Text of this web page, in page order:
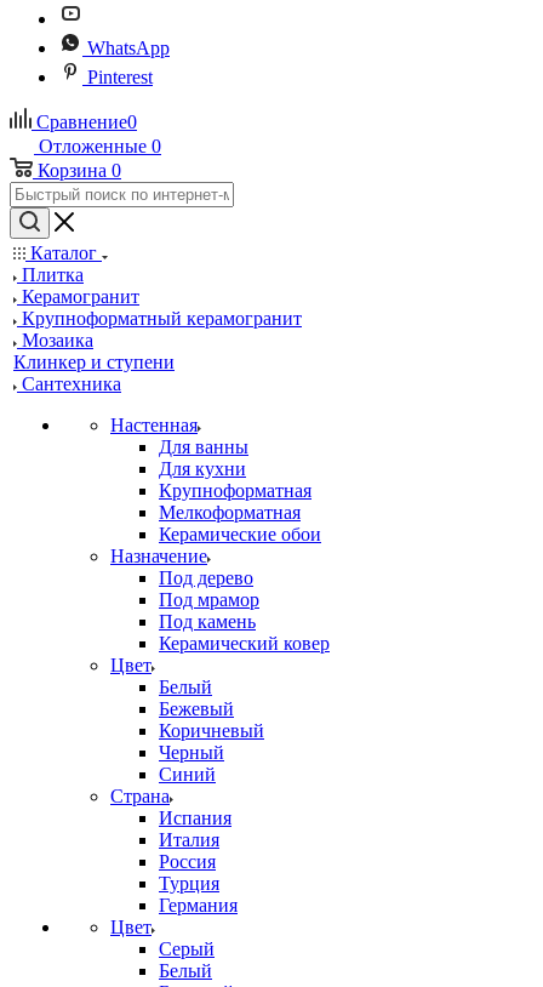
WhatsApp
Pinterest
Сравнение0
Отложенные 0
Корзина 0
Каталог
Плитка
Керамогранит
Крупноформатный керамогранит
Мозаика
Клинкер и ступени
Сантехника
Настенная
Для ванны
Для кухни
Крупноформатная
Мелкоформатная
Керамические обои
Назначение
Под дерево
Под мрамор
Под камень
Керамический ковер
Цвет
Белый
Бежевый
Коричневый
Черный
Синий
Страна
Испания
Италия
Россия
Турция
Германия
Цвет
Серый
Белый